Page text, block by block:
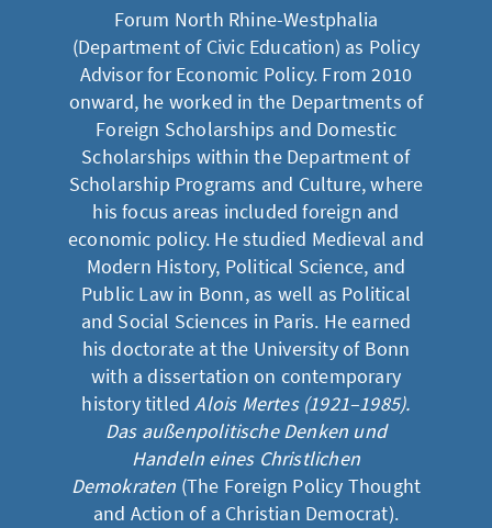
Forum North Rhine-Westphalia
(Department of Civic Education) as Policy
Advisor for Economic Policy. From 2010
onward, he worked in the Departments of
Foreign Scholarships and Domestic
Scholarships within the Department of
Scholarship Programs and Culture, where
his focus areas included foreign and
economic policy. He studied Medieval and
Modern History, Political Science, and
Public Law in Bonn, as well as Political
and Social Sciences in Paris. He earned
his doctorate at the University of Bonn
with a dissertation on contemporary
history titledAlois Mertes (1921–1985).
Das außenpolitische Denken und
Handeln eines Christlichen
Demokraten (The Foreign Policy Thought
and Action of a Christian Democrat).